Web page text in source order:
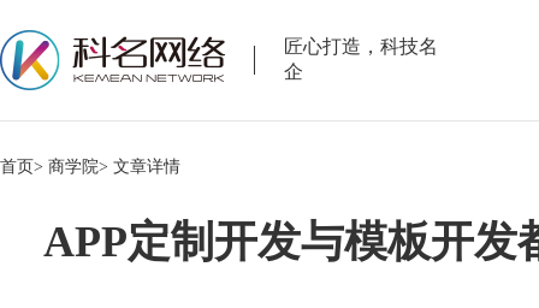
匠心打造，科技名
企
首页> 商学院> 文章详情
APP定制开发与模板开发